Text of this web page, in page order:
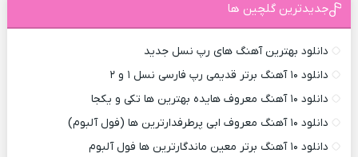
جدیدترین گلچین ها
دانلود بهترین آهنگ های رپ نسل جدید
دانلود ۱۰ آهنگ برتر قدیمی رپ فارسی نسل ۱ و ۲
دانلود ۱۰ آهنگ معروف هایده بهترین ها تکی و یکجا
دانلود ۱۰ آهنگ معروف ابی پرطرفدارترین ها (فول آلبوم)
دانلود ۱۰ آهنگ برتر معین ماندگارترین ها فول آلبوم